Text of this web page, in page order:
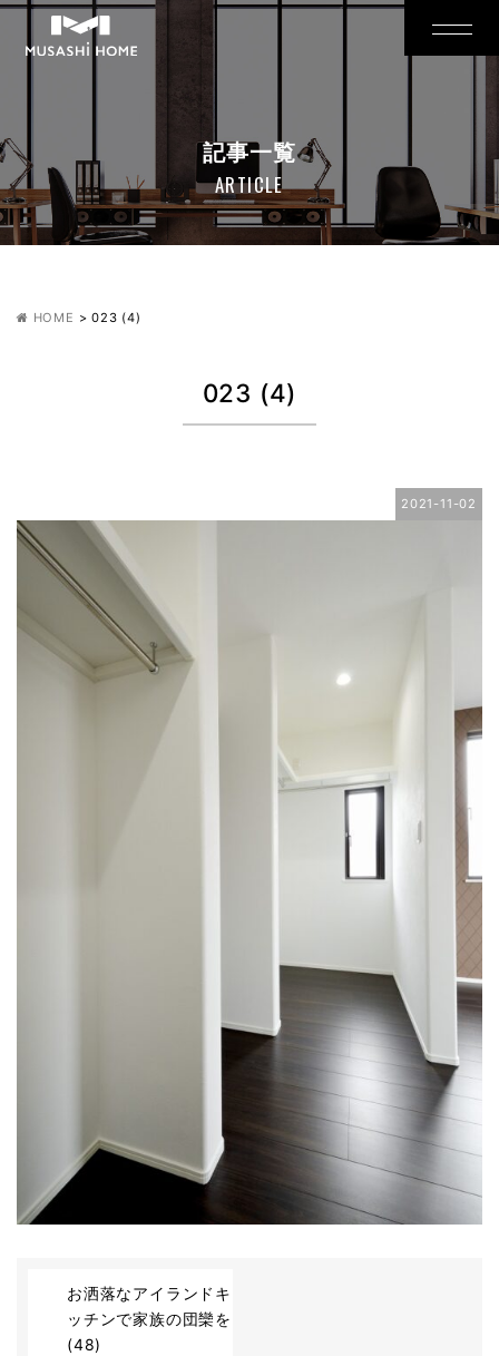
記事一覧
ARTICLE
HOME >023 (4)
023 (4)
2021-11-02
お洒落なアイランドキ
ッチンで家族の団欒を
(48)